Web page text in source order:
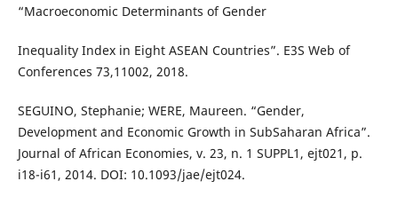
“Macroeconomic Determinants of Gender
Inequality Index in Eight ASEAN Countries”. E3S Web of
Conferences 73,11002, 2018.
SEGUINO, Stephanie; WERE, Maureen. “Gender,
Development and Economic Growth in SubSaharan Africa”.
Journal of African Economies, v. 23, n. 1 SUPPL1, ejt021, p.
i18-i61, 2014. DOI: 10.1093/jae/ejt024.